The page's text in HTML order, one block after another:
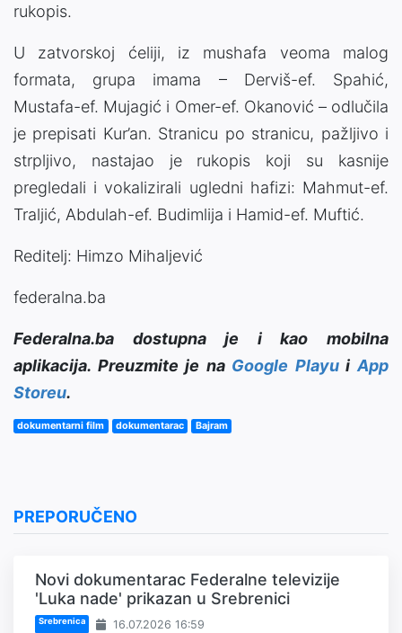
rukopis.
U zatvorskoj ćeliji, iz mushafa veoma malog
formata, grupa imama – Derviš-ef. Spahić,
Mustafa-ef. Mujagić i Omer-ef. Okanović – odlučila
je prepisati Kur’an. Stranicu po stranicu, pažljivo i
strpljivo, nastajao je rukopis koji su kasnije
pregledali i vokalizirali ugledni hafizi: Mahmut-ef.
Traljić, Abdulah-ef. Budimlija i Hamid-ef. Muftić.
Reditelj: Himzo Mihaljević
federalna.ba
Federalna.ba dostupna je i kao mobilna
aplikacija. Preuzmite je na Google PlayuiApp
Storeu.
dokumentarni film dokumentarac Bajram
PREPORUČENO
Novi dokumentarac Federalne televizije
'Luka nade' prikazan u Srebrenici
Srebrenica 16.07.2026 16:59